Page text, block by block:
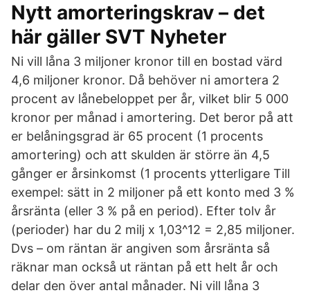
Nytt amorteringskrav – det
här gäller SVT Nyheter
Ni vill låna 3 miljoner kronor till en bostad värd
4,6 miljoner kronor. Då behöver ni amortera 2
procent av lånebeloppet per år, vilket blir 5 000
kronor per månad i amortering. Det beror på att
er belåningsgrad är 65 procent (1 procents
amortering) och att skulden är större än 4,5
gånger er årsinkomst (1 procents ytterligare Till
exempel: sätt in 2 miljoner på ett konto med 3 %
årsränta (eller 3 % på en period). Efter tolv år
(perioder) har du 2 milj x 1,03^12 = 2,85 miljoner.
Dvs – om räntan är angiven som årsränta så
räknar man också ut räntan på ett helt år och
delar den över antal månader. Ni vill låna 3